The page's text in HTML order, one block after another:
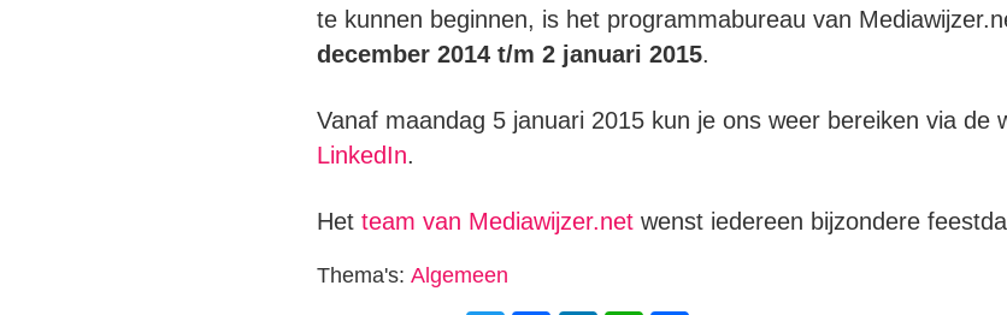
te kunnen beginnen, is het programmabureau van
december 2014 t/m 2 januari 2015.
Vanaf maandag 5 januari 2015 kun je ons weer bereiken via de
LinkedIn.
Het team van Mediawijzer.netwenst iedereen bijzondere
Thema's: Algemeen